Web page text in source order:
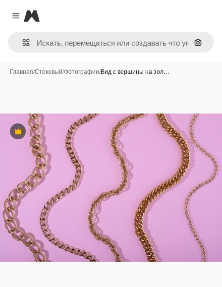
Close menu
Magnific
Поиск
Главная/Стоковый/Фотографии/Вид с вершины на зол…
Премиум